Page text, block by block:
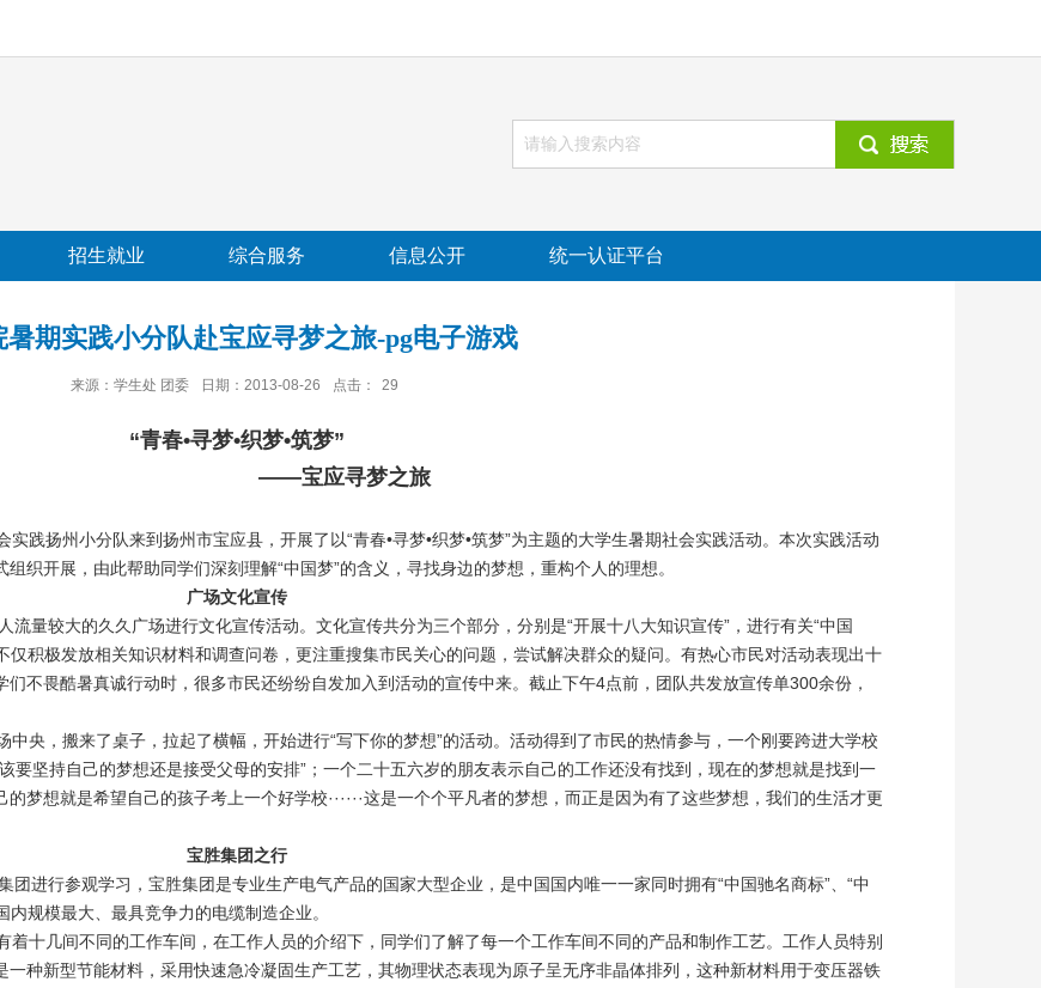
招生就业 综合服务 信息公开 统一认证平台
暑期实践小分队赴宝应寻梦之旅-pg电子游戏
来源：学生处 团委 日期：2013-08-26 点击： 29
“青春•寻梦•织梦•筑梦”
——宝应寻梦之旅
践扬州小分队来到扬州市宝应县，开展了以“青春•寻梦•织梦•筑梦”为主题的大学生暑期社会实践活动。本次实践活动
织开展，由此帮助同学们深刻理解“中国梦”的含义，寻找身边的梦想，重构个人的理想。
广场文化宣传
量较大的久久广场进行文化宣传活动。文化宣传共分为三个部分，分别是“开展十八大知识宣传”，进行有关“中国
仅积极发放相关知识材料和调查问卷，更注重搜集市民关心的问题，尝试解决群众的疑问。有热心市民对活动表现出十
不畏酷暑真诚行动时，很多市民还纷纷自发加入到活动的宣传中来。截止下午4点前，团队共发放宣传单300余份，
央，搬来了桌子，拉起了横幅，开始进行“写下你的梦想”的活动。活动得到了市民的热情参与，一个刚要跨进大学校
坚持自己的梦想还是接受父母的安排”；一个二十五六岁的朋友表示自己的工作还没有找到，现在的梦想就是找到一
梦想就是希望自己的孩子考上一个好学校······这是一个个平凡者的梦想，而正是因为有了这些梦想，我们的生活才更
宝胜集团之行
进行参观学习，宝胜集团是专业生产电气产品的国家大型企业，是中国国内唯一一家同时拥有“中国驰名商标”、“中
内规模最大、最具竞争力的电缆制造企业。
十几间不同的工作车间，在工作人员的介绍下，同学们了解了每一个工作车间不同的产品和制作工艺。工作人员特别
种新型节能材料，采用快速急冷凝固生产工艺，其物理状态表现为原子呈无序非晶体排列，这种新材料用于变压器铁